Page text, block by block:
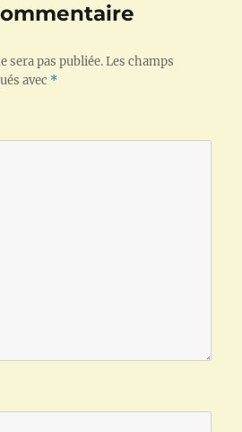
sera pas publiée. Les champs
avec *